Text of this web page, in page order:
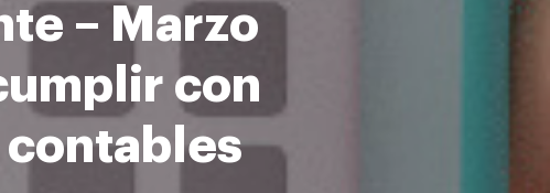
– Marzo
con